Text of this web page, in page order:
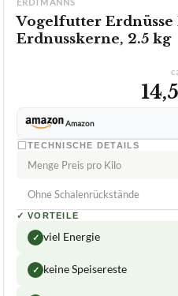
Amazon
VORTEILE
✓ viel Energie
✓ ganzjährig nutzbar
Fragen und Antworten zu
Welcher Hersteller